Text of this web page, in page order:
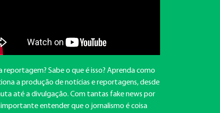
reportagem? Sabe o que é isso? Aprenda como
a produção de notícias e reportagens, desde
até a divulgação. Com tantas fake news por
importante entender que o jornalismo é coisa